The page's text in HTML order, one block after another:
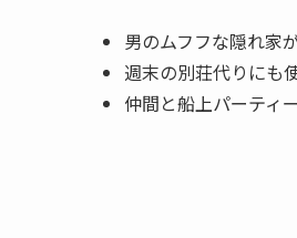
男のムフフな隠れ家
週末の別荘代りにも
仲間と船上パーティ